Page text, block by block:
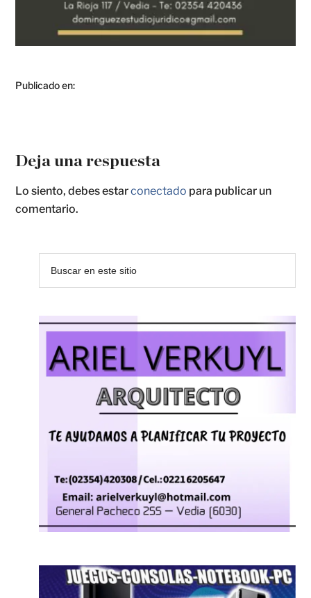
Publicado en:
Deja una respuesta
Lo siento, debes estarconectado para publicar un
comentario.